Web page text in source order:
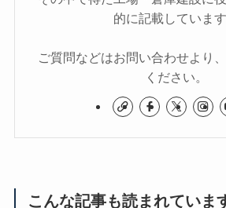
的に記載しています
ご質問などはお問い合わせより
ください。
こんな記事も読まれていま